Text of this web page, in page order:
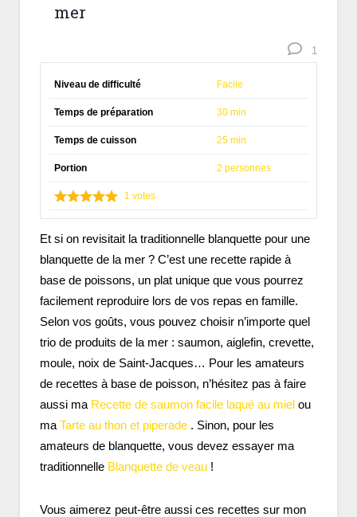
mer
1
Niveau de difficulté Facile
Temps de préparation 30 min
Temps de cuisson 25 min
Portion 2 personnes
1 votes
Et si on revisitait la traditionnelle blanquette pour une
blanquette de la mer ? C’est une recette rapide à
base de poissons, un plat unique que vous pourrez
facilement reproduire lors de vos repas en famille.
Selon vos goûts, vous pouvez choisir n’importe quel
trio de produits de la mer : saumon, aiglefin, crevette,
moule, noix de Saint-Jacques… Pour les amateurs
de recettes à base de poisson, n’hésitez pas à faire
aussi ma Recette de saumon facile laqué au miel ou
ma Tarte au thon et piperade . Sinon, pour les
amateurs de blanquette, vous devez essayer ma
traditionnelle Blanquette de veau !
Vous aimerez peut-être aussi ces recettes sur mon